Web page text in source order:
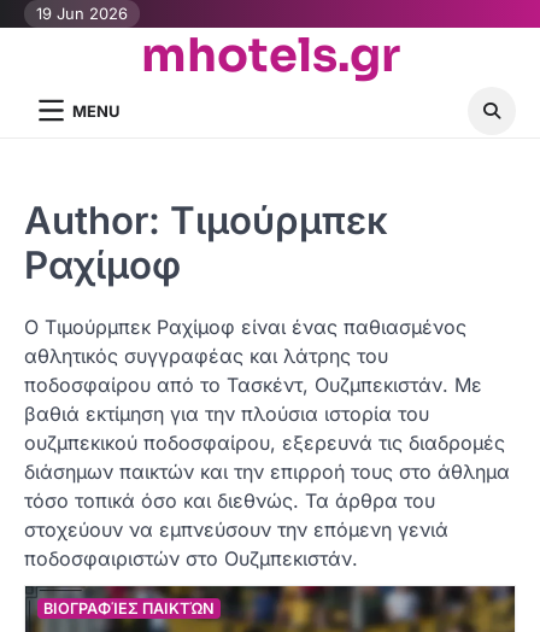
Skip19 Jun 2026
mhotels.gr
MENU
Author: Τιμούρμπεκ
Ραχίμοφ
Ο Τιμούρμπεκ Ραχίμοφ είναι ένας παθιασμένος
αθλητικός συγγραφέας και λάτρης του
ποδοσφαίρου από το Τασκέντ, Ουζμπεκιστάν. Με
βαθιά εκτίμηση για την πλούσια ιστορία του
ουζμπεκικού ποδοσφαίρου, εξερευνά τις διαδρομές
διάσημων παικτών και την επιρροή τους στο άθλημα
τόσο τοπικά όσο και διεθνώς. Τα άρθρα του
στοχεύουν να εμπνεύσουν την επόμενη γενιά
ποδοσφαιριστών στο Ουζμπεκιστάν.
ΒΙΟΓΡΑΦΊΕΣ ΠΑΙΚΤΏΝ